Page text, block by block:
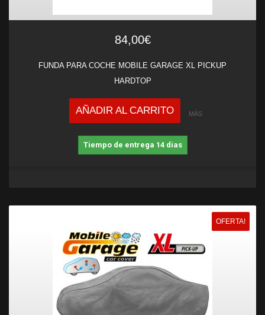
84,00€
FUNDA PARA COCHE MOBILE GARAGE XL PICKUP
HARDTOP
AÑADIR AL CARRITO MÁS
Tiempo de entrega 14 dias
OFERTA!